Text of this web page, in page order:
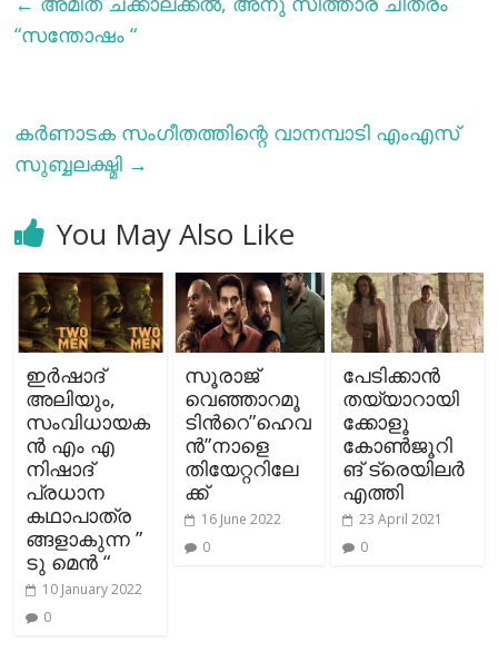
“സന്തോഷം “
കർണാടക സംഗീതത്തിന്റെ വാനമ്പാടി എംഎസ്
സുബ്ബലക്ഷ്മി →
You May Also Like
ഇര്‍ഷാദ്
അലിയും,
സംവിധായക
ന്‍ എം എ
നിഷാദ്
പ്രധാന
കഥാപാത്ര
ങ്ങളാകുന്ന ”
ടു മെൻ “
10 January 2022
0
സൂരാജ്
വെഞ്ഞാറമൂ
ടിന്‍റെ”ഹെവ
ൻ”നാളെ
തിയേറ്ററിലേ
ക്ക്
16 June 2022
0
പേടിക്കാൻ
തയ്യാറായി
ക്കോളൂ
കോൺജൂറി
ങ് ട്രെയിലർ
എത്തി
23 April 2021
0